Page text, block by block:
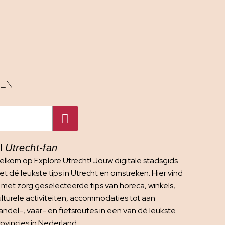
Utrecht-fan
op Explore Utrecht! Jouw digitale stadsgids
dé leukste tips in Utrecht en omstreken. Hier vind
zorg geselecteerde tips van horeca, winkels,
activiteiten, accommodaties tot aan
, vaar- en fietsroutes in een van dé leukste